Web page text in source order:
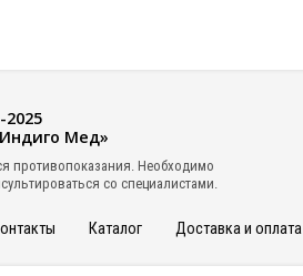
2025
Мед»
противопоказания. Необходимо
со специалистами.
Каталог Доставка и оплата